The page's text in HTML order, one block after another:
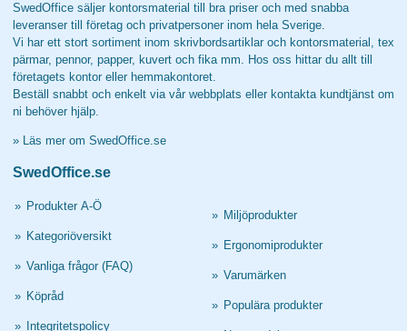
SwedOffice säljer kontorsmaterial till bra priser och med snabba
leveranser till företag och privatpersoner inom hela Sverige.
Vi har ett stort sortiment inom skrivbordsartiklar och kontorsmaterial, tex
pärmar, pennor, papper, kuvert och fika mm. Hos oss hittar du allt till
företagets kontor eller hemmakontoret.
Beställ snabbt och enkelt via vår webbplats eller kontakta kundtjänst om
ni behöver hjälp.
» Läs mer om SwedOffice.se
SwedOffice.se
» Produkter A-Ö
» Kategoriöversikt
» Vanliga frågor (FAQ)
» Köpråd
» Integritetspolicy
» Miljöprodukter
» Ergonomiprodukter
» Varumärken
» Populära produkter